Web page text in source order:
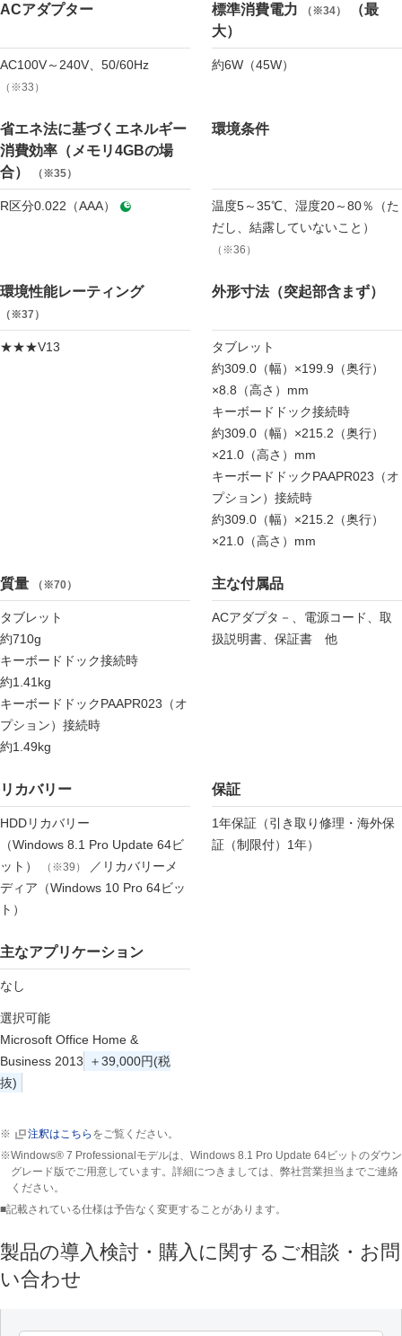
ACアダプター
AC100V～240V、50/60Hz
（※33）
標準消費電力 （※34）
（最
大）
約6W（45W）
省エネ法に基づくエネルギー
消費効率（メモリ4GBの場
合）
（※35）
R区分0.022（AAA）
環境条件
温度5～35℃、湿度20～80％（た
だし、結露していないこと）
（※36）
環境性能レーティング
（※37）
★★★V13
外形寸法（突起部含まず）
タブレット
約309.0（幅）×199.9（奥行）
×8.8（高さ）mm
キーボードドック接続時
約309.0（幅）×215.2（奥行）
×21.0（高さ）mm
キーボードドックPAAPR023（オ
プション）接続時
約309.0（幅）×215.2（奥行）
×21.0（高さ）mm
質量 （※70）
タブレット
約710g
キーボードドック接続時
約1.41kg
キーボードドックPAAPR023（オ
プション）接続時
約1.49kg
主な付属品
ACアダプタ－、電源コード、取
扱説明書、保証書 他
リカバリー
HDDリカバリー
（Windows 8.1 Pro Update 64ビ
ット）
（※39）
／リカバリーメ
ディア（Windows 10 Pro 64ビッ
ト）
保証
1年保証（引き取り修理・海外保
証（制限付）1年）
主なアプリケーション
なし
選択可能
Microsoft Office Home &
Business 2013
＋39,000円(税
抜)
※ 注釈はこちら をご覧ください。
※Windows® 7 Professionalモデルは、Windows 8.1 Pro Update 64ビットのダウン
グレード版でご用意しています。詳細につきましては、弊社営業担当までご連絡
ください。
■記載されている仕様は予告なく変更することがあります。
製品の導入検討・購入に関するご相談・お問
い合わせ